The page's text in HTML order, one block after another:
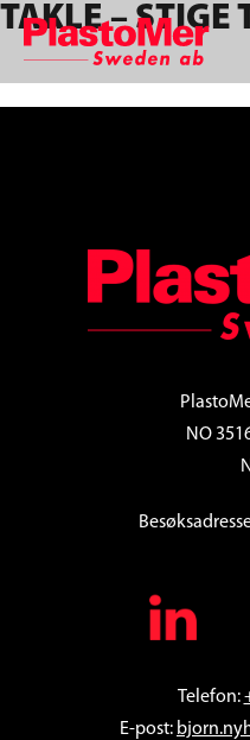
Skip
primary
navigation
Skip
main
content
Skip
footer
TAKLE – STIGE
NO
Telefon:
E-post: bjorn